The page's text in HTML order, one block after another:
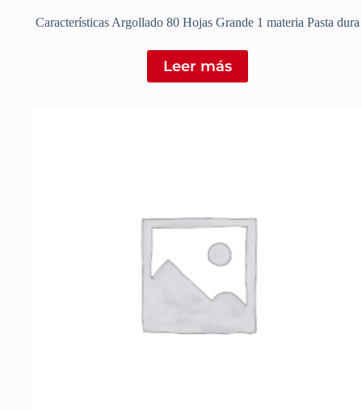
Características Argollado 80 Hojas Grande 1 materia Pasta dura
Leer más